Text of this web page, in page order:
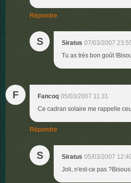
Répondre
S Siratus 07/03/2007
Tu as très bon goût
F Fancoq 05/03/2007 11:31
Ce cadran solaire me rappelle
Répondre
S Siratus 05/03/2007
Joli, n'est-ce pas ?Bisous